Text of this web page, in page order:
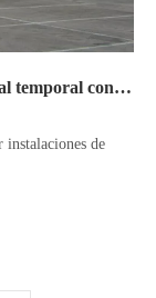
La tienda de almacén de aluminio industrial temporal con paredes de ABS satisface la creciente demanda de almacenamiento
instalaciones de